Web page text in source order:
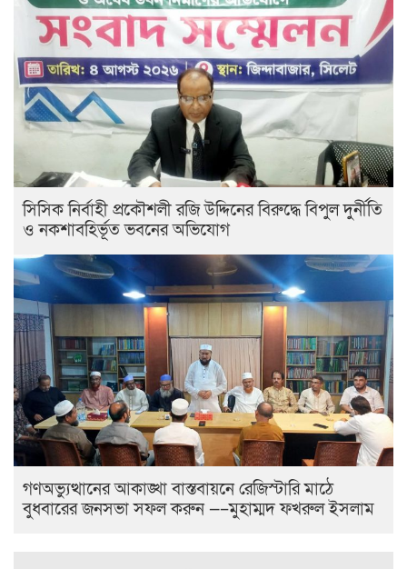
সিসিক নির্বাহী প্রকৌশলী রজি উদ্দিনের বিরুদ্ধে বিপুল দুর্নীতি
ও নকশাবহির্ভূত ভবনের অভিযোগ
গণঅভ্যুত্থানের আকাঙ্খা বাস্তবায়নে রেজিস্টারি মাঠে
বুধবারের জনসভা সফল করুন —–মুহাম্মদ ফখরুল ইসলাম